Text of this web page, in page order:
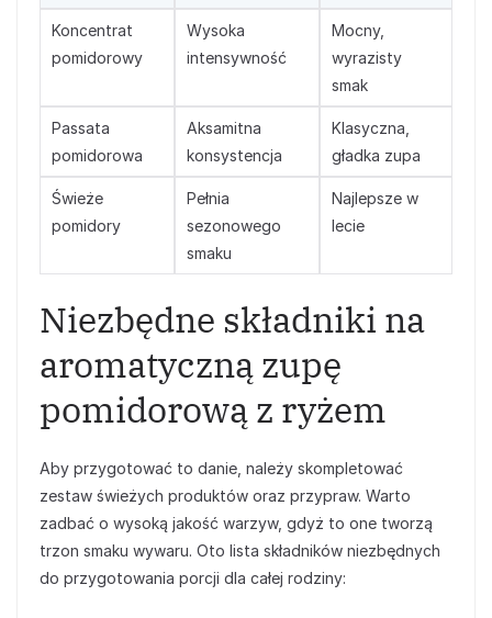
Koncentrat
pomidorowy
Wysoka
intensywność
Mocny,
wyrazisty
smak
Passata
pomidorowa
Aksamitna
konsystencja
Klasyczna,
gładka zupa
Świeże
pomidory
Pełnia
sezonowego
smaku
Najlepsze w
lecie
Niezbędne składniki na
aromatyczną zupę
pomidorową z ryżem
Aby przygotować to danie, należy skompletować
zestaw świeżych produktów oraz przypraw. Warto
zadbać o wysoką jakość warzyw, gdyż to one tworzą
trzon smaku wywaru. Oto lista składników niezbędnych
do przygotowania porcji dla całej rodziny: